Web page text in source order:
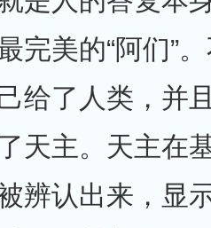
完美的“阿们”
给了人类，并
天主。天主在
辨认出来，显